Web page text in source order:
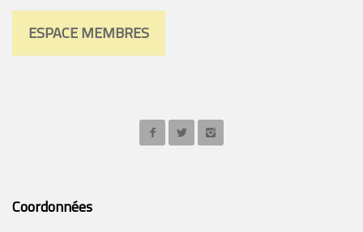
ESPACE MEMBRES
Coordonnées